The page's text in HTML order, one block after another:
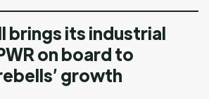
brings its industrial
on board to
growth